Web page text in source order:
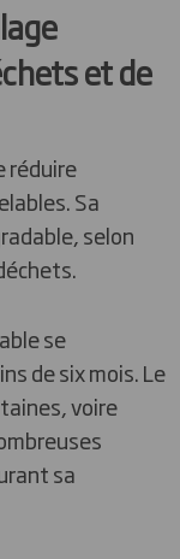
et de
réduire
Sa
selon
se
de six mois. Le
voire
sa